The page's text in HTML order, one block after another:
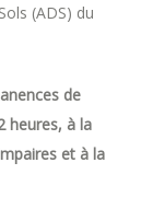
(ADS) du
de
heures, à la
et à la